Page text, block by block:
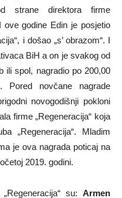
strane direktora firme
ove godine Edin je posjetio
i došao „s’ obrazom“. I
BiH a on je svakog od
ili spol, nagradio po 200,00
novčane nagrade
novogodišnji pokloni
firme „Regeneracija“ koja
„Regeneracija“. Mladim
je ova nagrada poticaj na
2019. godini.
su: Armen